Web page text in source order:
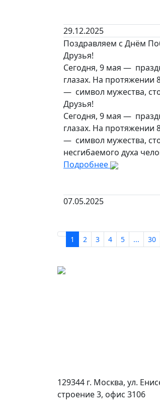
29.12.2025
Поздравляем с Днём
Друзья!
Сегодня, 9 мая —
глазах. На протяжении
— символ мужества,
Друзья!
Сегодня, 9 мая —
глазах. На протяжении
— символ мужества,
несгибаемого духа
Подробнее
07.05.2025
1 2 3 4 5 ... 30
129344 г. Москва, ул.
строение 3, офис 3106